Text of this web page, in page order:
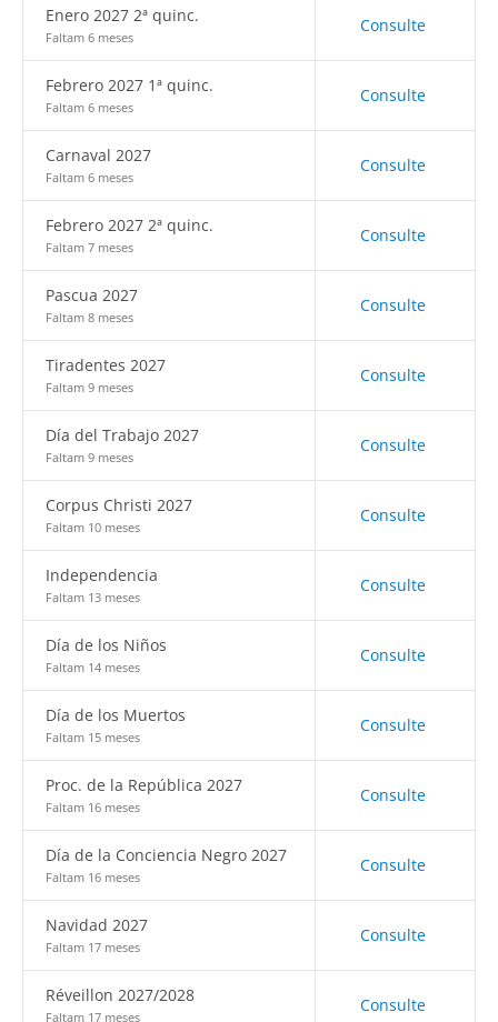
Enero 2027 2ª quinc.
Faltam 6 meses
Consulte
Febrero 2027 1ª quinc.
Faltam 6 meses
Consulte
Carnaval 2027
Faltam 6 meses
Consulte
Febrero 2027 2ª quinc.
Faltam 7 meses
Consulte
Pascua 2027
Faltam 8 meses
Consulte
Tiradentes 2027
Faltam 9 meses
Consulte
Día del Trabajo 2027
Faltam 9 meses
Consulte
Corpus Christi 2027
Faltam 10 meses
Consulte
Independencia
Faltam 13 meses
Consulte
Día de los Niños
Faltam 14 meses
Consulte
Día de los Muertos
Faltam 15 meses
Consulte
Proc. de la República 2027
Faltam 16 meses
Consulte
Día de la Conciencia Negro 2027
Faltam 16 meses
Consulte
Navidad 2027
Faltam 17 meses
Consulte
Réveillon 2027/2028
Faltam 17 meses
Consulte